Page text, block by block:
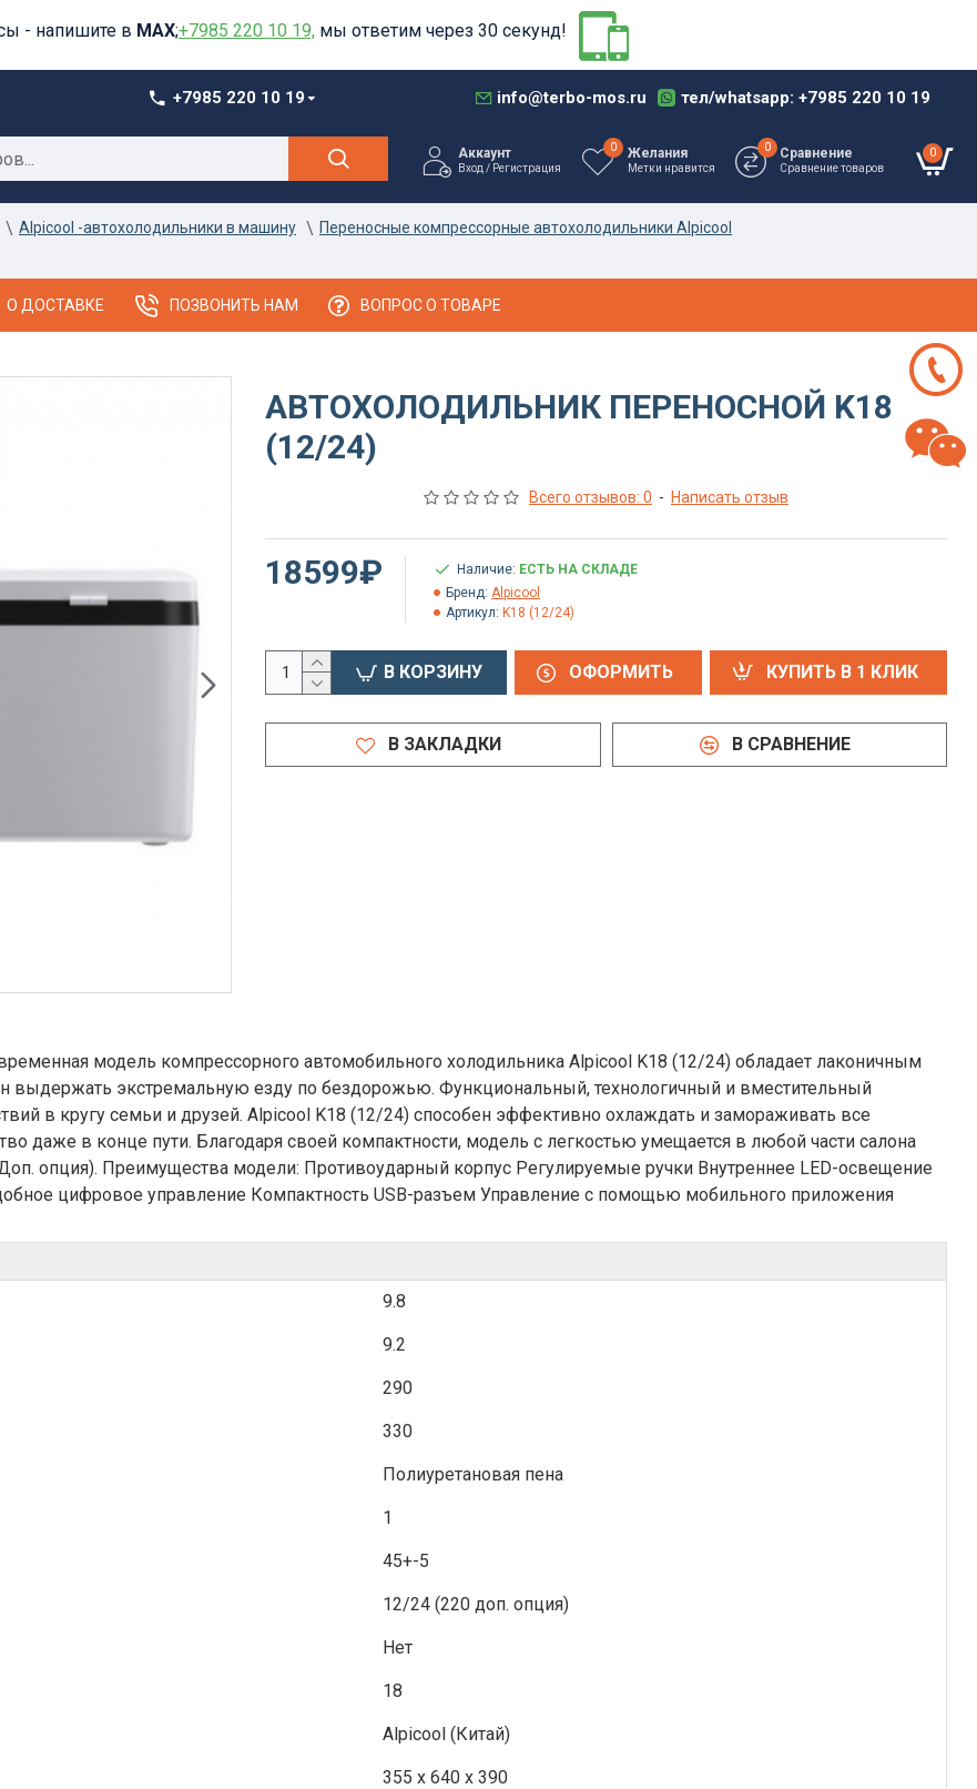
- напишите в MAX;+7985 220 10 19, мы ответим через 30 секунд!
+7985 220 10 19 info@terbo-mos.ru тел/whatsapp: +7985 220 10 19
Аккаунт
Вход / Регистрация
Желания
Метки нравится
0 Сравнение
Сравнение товаров
0 0
Alpicool -автохолодильники в машину
Переносные компрессорные автохолодильники Alpicool
О ДОСТАВКЕ ПОЗВОНИТЬ НАМ ВОПРОС О ТОВАРЕ
АВТОХОЛОДИЛЬНИК ПЕРЕНОСНОЙ K18
(12/24)
Всего отзывов: 0 - Написать отзыв
18599₽ Наличие: ЕСТЬ НА СКЛАДЕ
Бренд: Alpicool
Артикул: K18 (12/24)
В КОРЗИНУ ОФОРМИТЬ КУПИТЬ В 1 КЛИК
В ЗАКЛАДКИ В СРАВНЕНИЕ
модель компрессорного автомобильного холодильника Alpicool K18 (12/24) обладает лаконичным
выдержать экстремальную езду по бездорожью. Функциональный, технологичный и вместительный
в кругу семьи и друзей. Alpicool K18 (12/24) способен эффективно охлаждать и замораживать все
даже в конце пути. Благодаря своей компактности, модель с легкостью умещается в любой части салона
опция). Преимущества модели: Противоударный корпус Регулируемые ручки Внутреннее LED-освещение
цифровое управление Компактность USB-разъем Управление с помощью мобильного приложения
9.8
9.2
290
330
Полиуретановая пена
1
45+-5
12/24 (220 доп. опция)
Нет
18
Alpicool (Китай)
355 х 640 х 390